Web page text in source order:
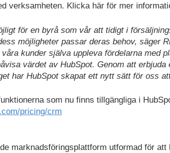
verksamheten. Klicka här för mer
för en byrå som vår att tidigt i
möjligheter passar deras behov, säger
kunder själva uppleva fördelarna med
värdet av HubSpot. Genom att
har HubSpot skapat ett nytt sätt för oss
som nu finns tillgängliga i
pricing/crm
marknadsföringsplattform utformad för